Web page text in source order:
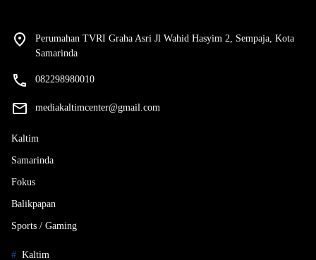
Perumahan TVRI Graha Asri Jl Wahid Hasyim 2, Sempaja, Kota
Samarinda
082298980010
mediakaltimcenter@gmail.com
Kaltim
Samarinda
Fokus
Balikpapan
Sports / Gaming
Kaltim